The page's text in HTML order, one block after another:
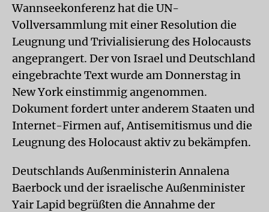
Wannseekonferenz hat die UN-
Vollversammlung mit einer Resolution die
Leugnung und Trivialisierung des Holocausts
angeprangert. Der von Israel und Deutschland
eingebrachte Text wurde am Donnerstag in
New York einstimmig angenommen.
Dokument fordert unter anderem Staaten und
Internet-Firmen auf, Antisemitismus und die
Leugnung des Holocaust aktiv zu bekämpfen.
Deutschlands Außenministerin Annalena
Baerbock und der israelische Außenminister
Yair Lapid begrüßten die Annahme der